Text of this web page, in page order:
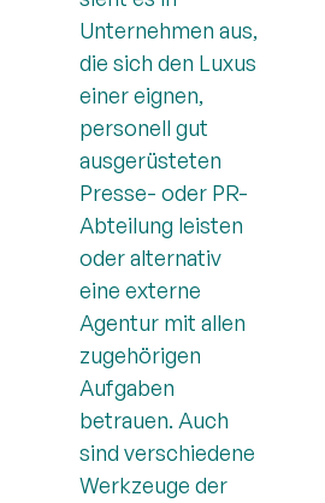
Unternehmen aus,
die sich den Luxus
einer eignen,
personell gut
ausgerüsteten
Presse- oder PR-
Abteilung leisten
oder alternativ
eine externe
Agentur mit allen
zugehörigen
Aufgaben
betrauen. Auch
sind verschiedene
Werkzeuge der